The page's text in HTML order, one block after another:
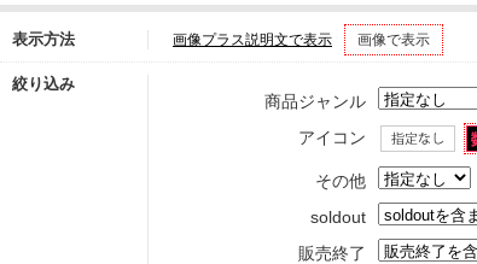
表示方法 画像プラス説明文で表示 画像で表示
絞り込み
商品ジャンル
アイコン
その他
soldout
販売終了